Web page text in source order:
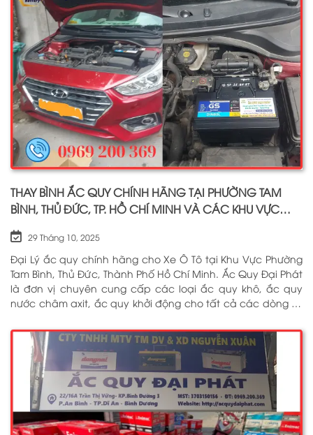
THAY BÌNH ẮC QUY CHÍNH HÃNG TẠI PHƯỜNG TAM
BÌNH, THỦ ĐỨC, TP. HỒ CHÍ MINH VÀ CÁC KHU VỰC
29 Tháng 10, 2025
Đại Lý ắc quy chính hãng cho Xe Ô Tô tại Khu Vực Phường
Tam Bình, Thủ Đức, Thành Phố Hồ Chí Minh. Ắc Quy Đại Phát
là đơn vị chuyên cung cấp các loại ắc quy khô, ắc quy
nước châm axit, ắc quy khởi động cho tất cả các dòng xe
từ các thương hiệu như: GS, ĐỒNG NAI, VARTA, DELKOR,
SOLITE, ENIMAC, BOSCH, ROCKET. Tell: 0969 200 369